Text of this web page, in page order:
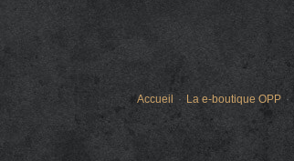
Accueil La e-boutique OPP